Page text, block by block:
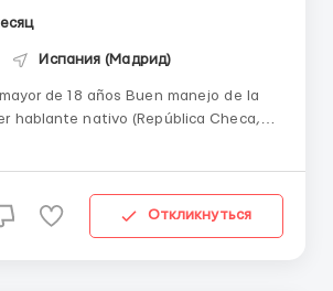
Испания (Мадрид)
Austria, Bulgaria, Rumanía)
Откликнуться